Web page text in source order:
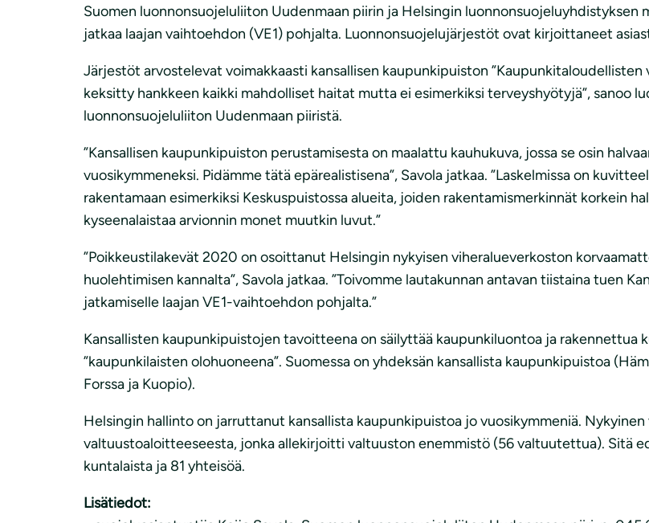
Suomen luonnonsuojeluliiton Uudenmaan piirin ja Helsingin luonnonsuojeluyhdistyksen
jatkaa laajan vaihtoehdon (VE1) pohjalta. Luonnonsuojelujärjestöt ovat kirjoittaneet
Järjestöt arvostelevat voimakkaasti kansallisen kaupunkipuiston
keksitty hankkeen kaikki mahdolliset haitat mutta ei esimerkiksi terveyshyötyjä”, sanoo
luonnonsuojeluliiton Uudenmaan piiristä.
”Kansallisen kaupunkipuiston perustamisesta on maalattu kauhukuva, jossa se osin
vuosikymmeneksi. Pidämme tätä epärealistisena”, Savola jatkaa. ”Laskelmissa on
rakentamaan esimerkiksi Keskuspuistossa alueita, joiden rakentamismerkinnät korkein
kyseenalaistaa arvionnin monet muutkin luvut.”
”Poikkeustilakevät 2020 on osoittanut Helsingin nykyisen viheralueverkoston
huolehtimisen kannalta”, Savola jatkaa. ”Toivomme lautakunnan antavan tiistaina tuen
jatkamiselle laajan VE1-vaihtoehdon pohjalta.”
Kansallisten kaupunkipuistojen tavoitteena on säilyttää kaupunkiluontoa ja rakennettua
”kaupunkilaisten olohuoneena”. Suomessa on yhdeksän kansallista kaupunkipuistoa
Forssa ja Kuopio).
Helsingin hallinto on jarruttanut kansallista kaupunkipuistoa jo vuosikymmeniä.
valtuustoaloitteeseesta, jonka allekirjoitti valtuuston enemmistö (56 valtuutettua). Sitä
kuntalaista ja 81 yhteisöä.
Lisätiedot: